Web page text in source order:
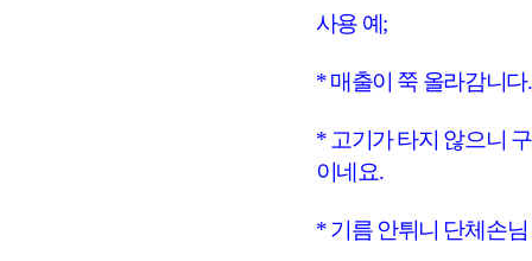
사용 예;
* 매출이 쭉 올라감니다.
* 고기가 타지 않으니
이네요.
* 기름 안튀니 단체손